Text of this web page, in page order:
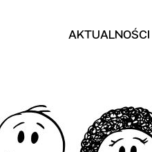
AKTUALNOŚCI